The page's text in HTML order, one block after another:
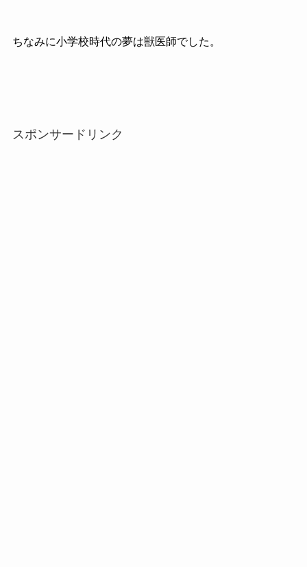
ちなみに小学校時代の夢は獣医師でした。
スポンサードリンク